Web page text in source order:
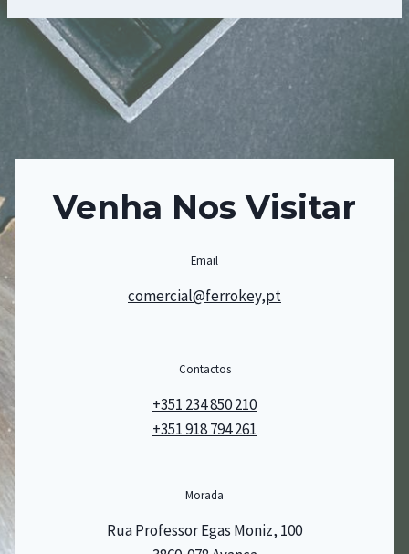
Venha Nos Visitar
Email
comercial@ferrokey,pt
Contactos
+351 234 850 210
+351 918 794 261
Morada
Rua Professor Egas Moniz, 100